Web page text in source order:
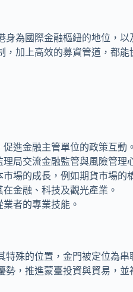
為國際金融樞紐的地位，
加上高效的募資管道，都
進金融主管單位的政策互動。
局交流金融監管與風險管理
場的成長，例如期貨市場的
金融、科技及觀光產業。
者的專業技能。
殊的位置，金門被定位為
，推進蒙臺投資與貿易，